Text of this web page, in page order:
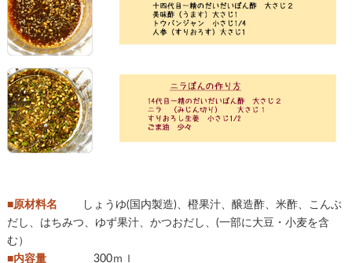
■原材料名 しょうゆ(国内製造)、橙果汁、醸造酢、米酢、こんぶ
だし、はちみつ、ゆず果汁、かつおだし、(一部に大豆・小麦を含
む）
■内容量300ｍｌ